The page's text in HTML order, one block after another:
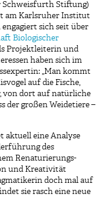
Schweisfurth Stiftung)
am Karlsruher Institut
sich seit über
Biologischer
Projektleiterin und
haben sich im
„Man kommt
auf die Fische,
von dort auf natürliche
der großen Weidetiere –
aktuell eine Analyse
des
Renaturierungs-
und Kreativität
doch mal auf
sie rasch eine neue